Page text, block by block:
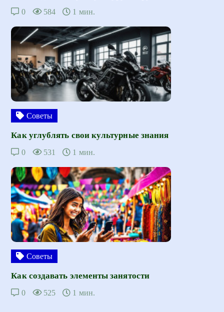
0 584 1 мин.
Советы
Как углублять свои культурные знания
0 531 1 мин.
Советы
Как создавать элементы занятости
0 525 1 мин.